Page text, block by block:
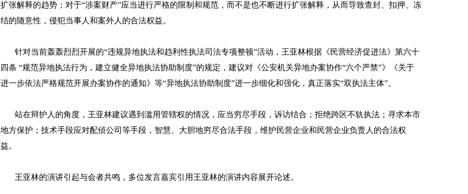
扩张解释的趋势；对于“涉案财产”应当进行严格的限制和规范，而不是也不断进行扩张解释，从而导致查封、扣押、冻
结的随意性，侵犯当事人和案外人的合法权益。
针对当前轰轰烈烈开展的“违规异地执法和趋利性执法司法专项整顿”活动，王亚林根据《民营经济促进法》第六十
四条 “规范异地执法行为，建立健全异地执法协助制度”的规定，建议对《公安机关异地办案协作“六个严禁”》《关于
进一步依法严格规范开展办案协作的通知》等“异地执法协助制度”进一步细化和强化，真正落实“双执法主体”。
站在辩护人的角度，王亚林建议遇到滥用管辖权的情况，应当穷尽手段，诉访结合；拒绝跨区不轨执法；寻求本市
地方保护；技术手段应对配侦公司等手段，智慧、大胆地穷尽合法手段，维护民营企业和民营企业负责人的合法权
益。
王亚林的演讲引起与会者共鸣，多位发言嘉宾引用王亚林的演讲内容展开论述。